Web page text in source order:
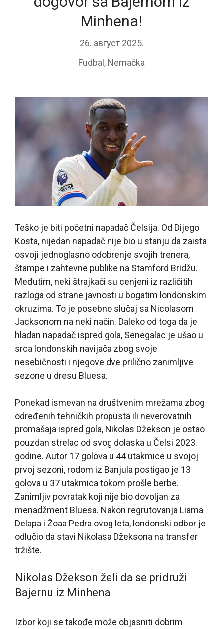
Minhena!
26. август 2025.
Fudbal , Nemačka
Teško je biti početni napadač Čelsija. Od Dijego
Kosta, nijedan napadač nije bio u stanju da zaista
osvoji jednoglasno odobrenje svojih trenera,
štampe i zahtevne publike na Stamford Bridžu.
Međutim, neki štrajkači su cenjeni iz različitih
razloga od strane javnosti u bogatim londonskim
okruzima. To je posebno slučaj sa Nicolasom
Jacksonom na neki način. Daleko od toga da je
hladan napadač ispred gola, Senegalac je ušao u
srca londonskih navijača zbog svoje
nesebičnosti i njegove dve prilično zanimljive
sezone u dresu Bluesa.
Ponekad ismevan na društvenim mrežama zbog
određenih tehničkih propusta ili neverovatnih
promašaja ispred gola, Nikolas Džekson je ostao
pouzdan strelac od svog dolaska u Čelsi 2023.
godine. Autor 17 golova u 44 utakmice u svojoj
prvoj sezoni, rodom iz Banjula postigao je 13
golova u 37 utakmica tokom prošle berbe.
Zanimljiv povratak koji nije bio dovoljan za
menadžment Bluesa. Nakon regrutovanja Liama
Delapa i Žoaa Pedra ovog leta, londonski odbor je
odlučio da stavi Nikolasa Džeksona na transfer
tržište.
Nikolas Džekson želi da se pridruži
Bajernu iz Minhena
Izbor koji se takođe može objasniti dobrim